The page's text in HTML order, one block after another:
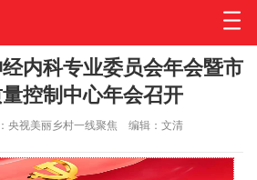
内科专业委员会年会暨市
控制中心年会召开
央视美丽乡村一线聚焦 编辑：文清